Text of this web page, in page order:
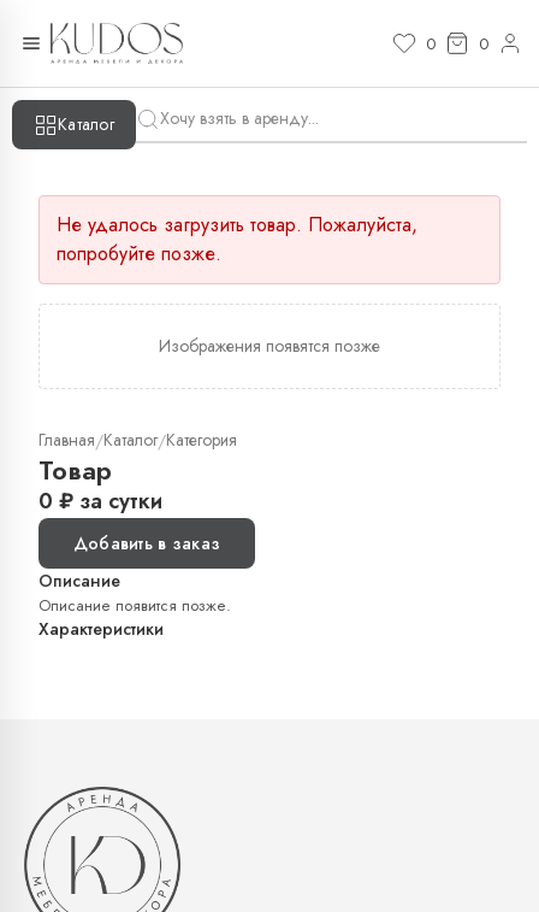
0 0
Каталог
Не удалось загрузить товар. Пожалуйста,
попробуйте позже.
Изображения появятся позже
Главная/Каталог/Категория
Товар
0 ₽ за сутки
Добавить в заказ
Описание
Описание появится позже.
Характеристики